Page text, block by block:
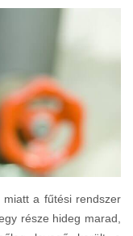
a fűtési rendszer
része hideg marad,